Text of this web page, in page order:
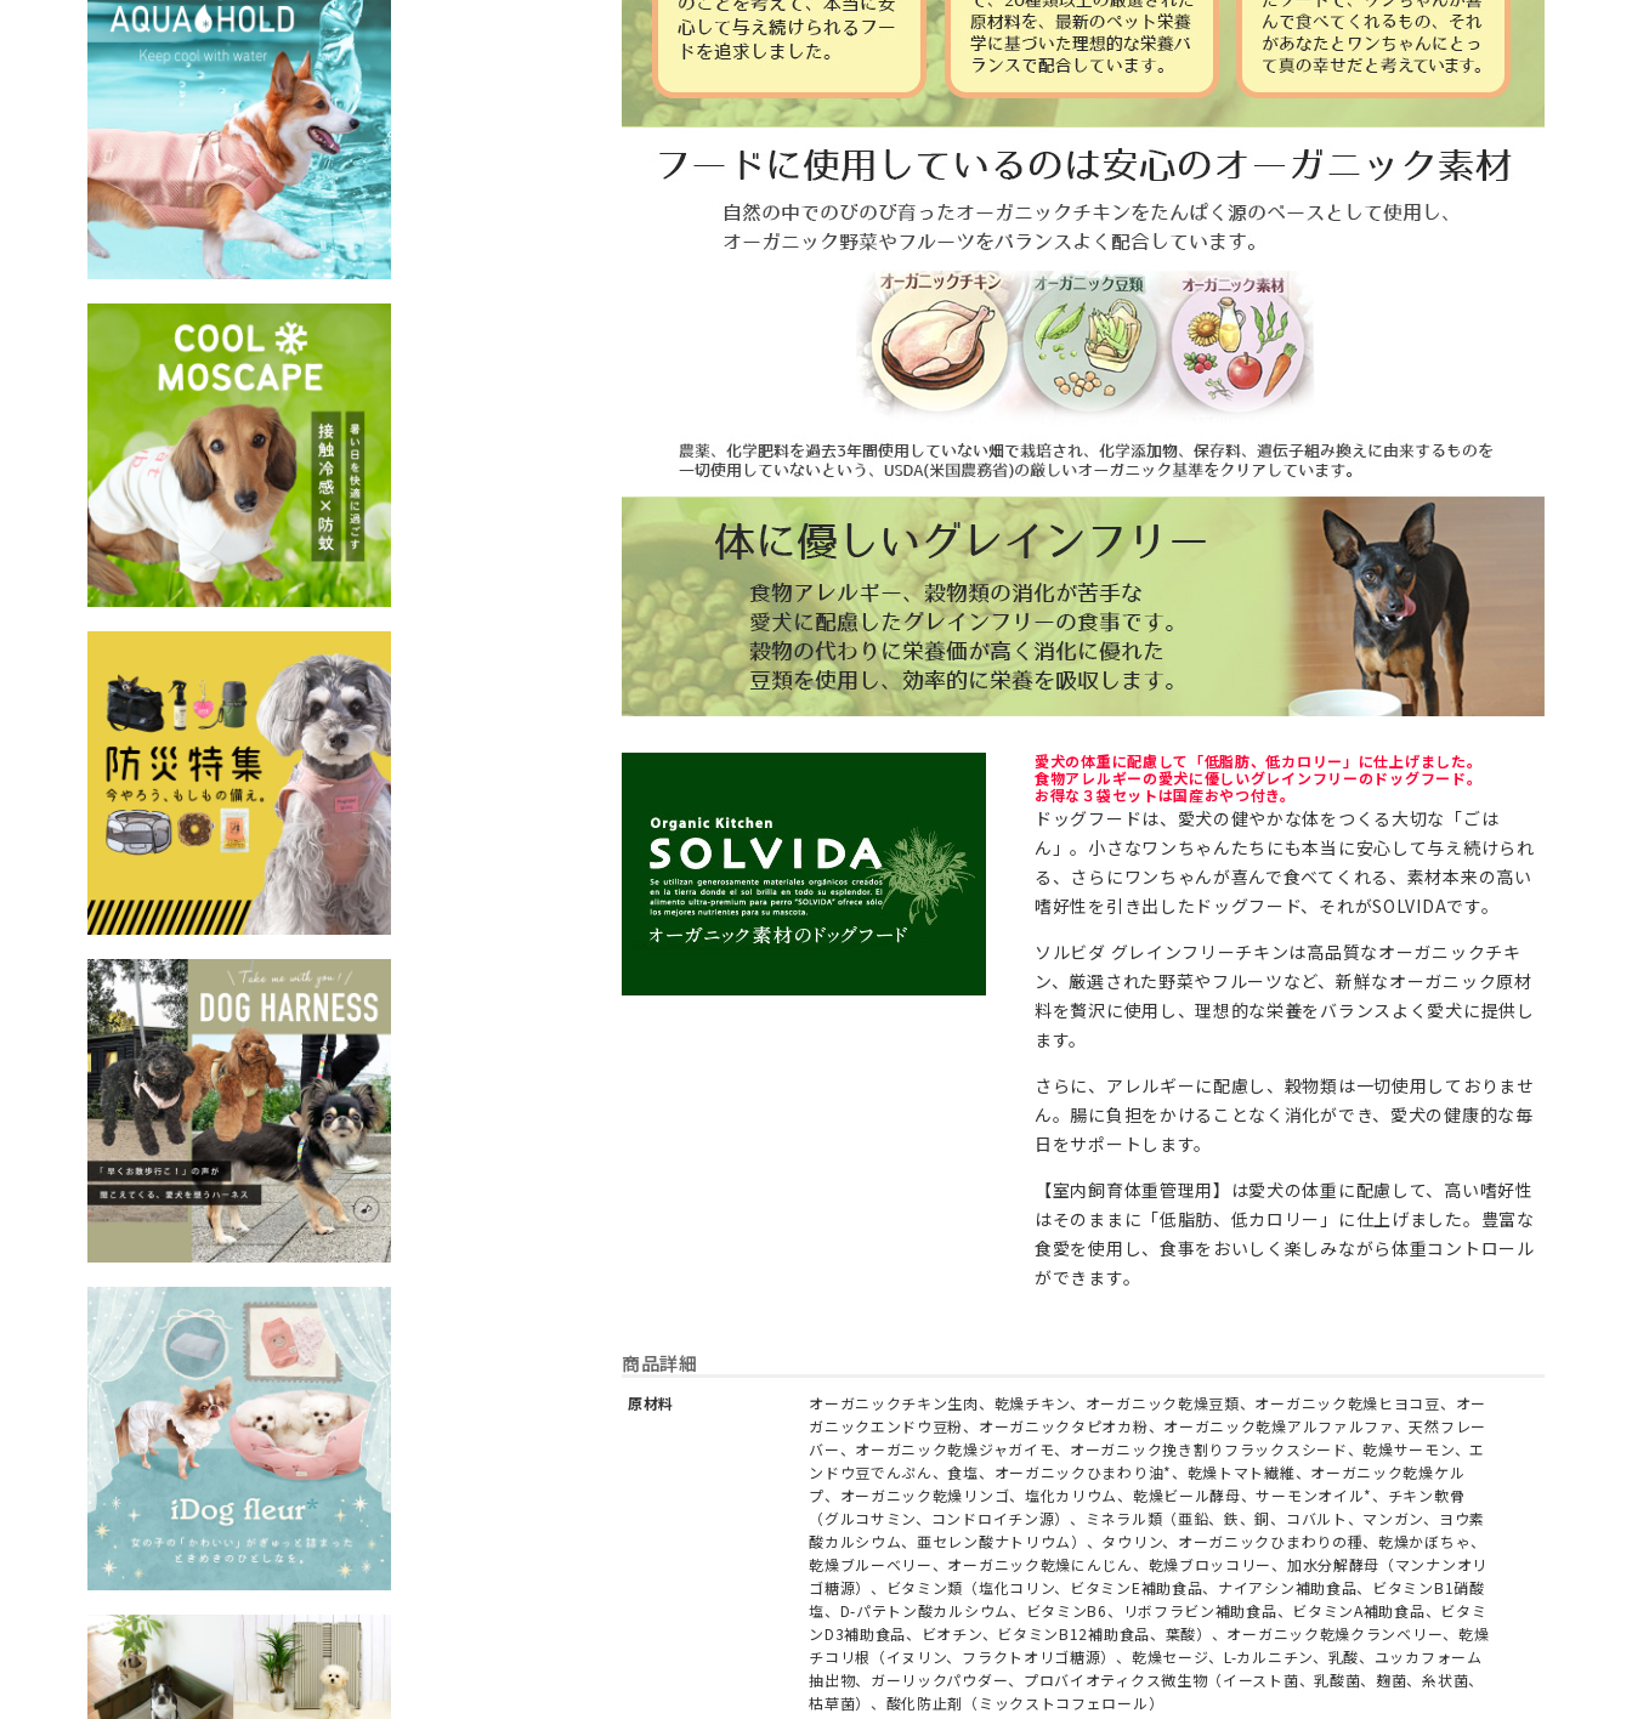
愛犬の体重に配慮して「低脂肪、低カロリー」に仕上げました。
食物アレルギーの愛犬に優しいグレインフリーのドッグフード。
お得な３袋セットは国産おやつ付き。
ドッグフードは、愛犬の健やかな体をつくる大切な「ごは
ん」。小さなワンちゃんたちにも本当に安心して与え続けられ
る、さらにワンちゃんが喜んで食べてくれる、素材本来の高い
嗜好性を引き出したドッグフード、それがSOLVIDAです。
ソルビダ グレインフリーチキンは高品質なオーガニックチキ
ン、厳選された野菜やフルーツなど、新鮮なオーガニック原材
料を贅沢に使用し、理想的な栄養をバランスよく愛犬に提供し
ます。
さらに、アレルギーに配慮し、穀物類は一切使用しておりませ
ん。腸に負担をかけることなく消化ができ、愛犬の健康的な毎
日をサポートします。
【室内飼育体重管理用】は愛犬の体重に配慮して、高い嗜好性
はそのままに「低脂肪、低カロリー」に仕上げました。豊富な
食愛を使用し、食事をおいしく楽しみながら体重コントロール
ができます。
商品詳細
原材料
オーガニックチキン生肉、乾燥チキン、オーガニック乾燥豆類、オーガニック乾燥ヒヨコ豆、オー
ガニックエンドウ豆粉、オーガニックタピオカ粉、オーガニック乾燥アルファルファ、天然フレー
バー、オーガニック乾燥ジャガイモ、オーガニック挽き割りフラックスシード、乾燥サーモン、エ
ンドウ豆でんぷん、食塩、オーガニックひまわり油*、乾燥トマト繊維、オーガニック乾燥ケル
プ、オーガニック乾燥リンゴ、塩化カリウム、乾燥ビール酵母、サーモンオイル*、チキン軟骨
（グルコサミン、コンドロイチン源）、ミネラル類（亜鉛、鉄、銅、コバルト、マンガン、ヨウ素
酸カルシウム、亜セレン酸ナトリウム）、タウリン、オーガニックひまわりの種、乾燥かぼちゃ、
乾燥ブルーベリー、オーガニック乾燥にんじん、乾燥ブロッコリー、加水分解酵母（マンナンオリ
ゴ糖源）、ビタミン類（塩化コリン、ビタミンE補助食品、ナイアシン補助食品、ビタミンB1硝酸
塩、D-パテトン酸カルシウム、ビタミンB6、リボフラビン補助食品、ビタミンA補助食品、ビタミ
ンD3補助食品、ビオチン、ビタミンB12補助食品、葉酸）、オーガニック乾燥クランベリー、乾燥
チコリ根（イヌリン、フラクトオリゴ糖源）、乾燥セージ、L-カルニチン、乳酸、ユッカフォーム
抽出物、ガーリックパウダー、プロバイオティクス微生物（イースト菌、乳酸菌、麹菌、糸状菌、
枯草菌）、酸化防止剤（ミックストコフェロール）